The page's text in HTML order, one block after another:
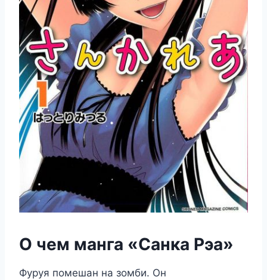
О чем манга «Санка Рэа»
Фуруя помешан на зомби. Он